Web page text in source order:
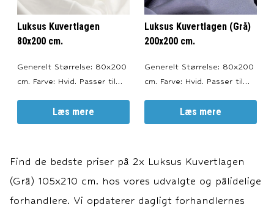
Luksus Kuvertlagen
80x200 cm.
Generelt Størrelse: 80x200
cm. Farve: Hvid. Passer til
på 6-10 cm. --- Materiale
100% bomuldssatin.
Vævet efter satin-metoden.
Oeko Tex Certificeret. ---
Vask og Vedligehol
Læs mere
Luksus Kuvertlagen (Grå)
200x200 cm.
Generelt Størrelse: 80x200
cm. Farve: Hvid. Passer til
på 6-10 cm. --- Materiale
100% bomuldssatin.
Vævet efter satin-metoden.
Oeko Tex Certificeret. ---
Vask og Vedligehol
Læs mere
Find de bedste priser på 2x Luksus Kuvertlagen
(Grå) 105x210 cm. hos vores udvalgte og pålidelige
forhandlere. Vi opdaterer dagligt forhandlernes